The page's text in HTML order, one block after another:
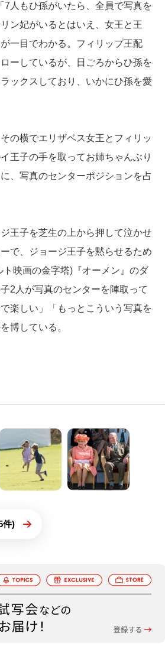
人もひ孫がいたら、全員で写真を
ン妃がいるとはいえ、女王と王
一目でわかる。フィリップ王配
ーしているが、日ごろからひ孫を
ックスしており、いかにひ孫を愛
の横でエリザベス女王とフィリッ
王子の手を取ってお姉ちゃんぶり
、写真のセンターポジションを占
王子を芝生の上から押して泣かせ
で、ジョージ王子を黙らせるため
映画の金字塔)『オーメン』のダ
2人が写真のセンターを陣取って
楽しい」「もっとこういう写真を
博している。
件)